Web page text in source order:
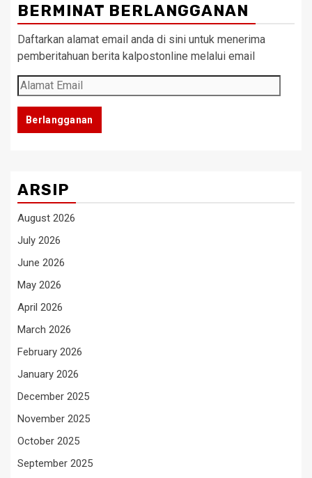
BERMINAT BERLANGGANAN
Daftarkan alamat email anda di sini untuk menerima
pemberitahuan berita kalpostonline melalui email
Alamat
Email
Berlangganan
ARSIP
August 2026
July 2026
June 2026
May 2026
April 2026
March 2026
February 2026
January 2026
December 2025
November 2025
October 2025
September 2025